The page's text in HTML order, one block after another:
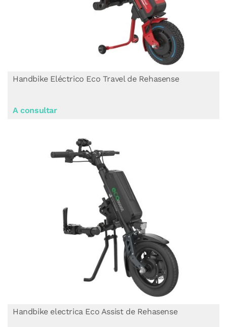
Handbike electrica Eco Assist de Rehasense
Handbike Eléctrico Eco Travel de Rehasense
A consultar